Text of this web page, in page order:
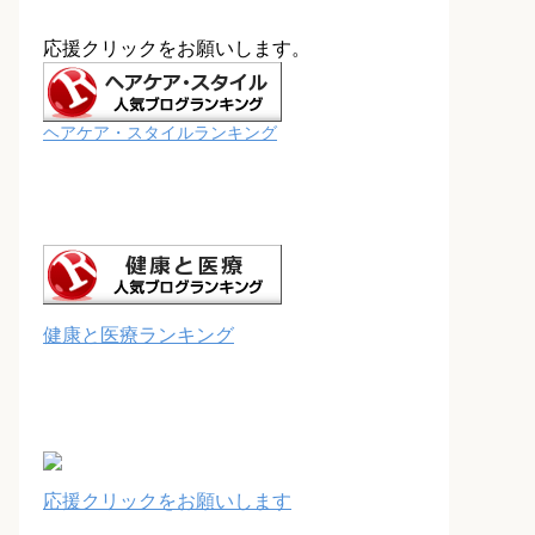
応援クリックをお願いします。
ヘアケア・スタイルランキング
健康と医療ランキング
応援クリックをお願いします